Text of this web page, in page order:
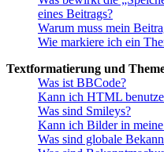
eines Beitrags?
Warum muss mein
Wie markiere ich ein
Textformatierung und
Was ist BBCode?
Kann ich HTML
Was sind Smileys?
Kann ich Bilder in
Was sind globale